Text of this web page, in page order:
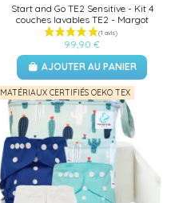
Start and Go TE2 Sensitive - Kit 4
couches lavables TE2 - Margot
99,90 €
AJOUTER AU PANIER
MATÉRIAUX CERTIFIÉS OEKO TEX